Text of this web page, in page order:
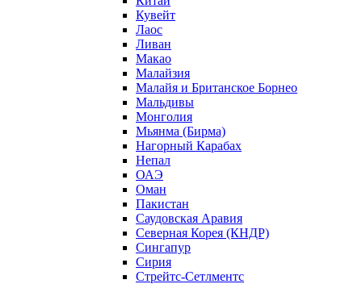
Кувейт
Лаос
Ливан
Макао
Малайзия
Малайя и Британское Борнео
Мальдивы
Монголия
Мьянма (Бирма)
Нагорный Карабах
Непал
ОАЭ
Оман
Пакистан
Саудовская Аравия
Северная Корея (КНДР)
Сингапур
Сирия
Стрейтс-Сетлментс